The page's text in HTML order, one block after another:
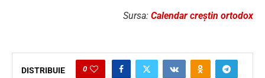
Sursa: Calendar creștin ortodox
DISTRIBUIE 0